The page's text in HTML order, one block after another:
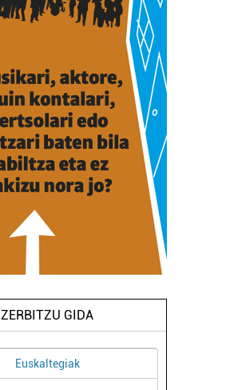
ZERBITZU GIDA
Euskaltegiak